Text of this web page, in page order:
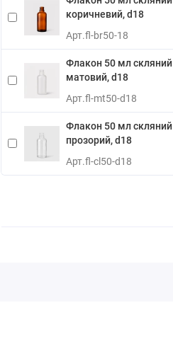
коричневий, d18
Арт.fl-br50-18
Флакон 50 мл скляний
матовий, d18
Арт.fl-mt50-d18
Флакон 50 мл скляний
прозорий, d18
Арт.fl-cl50-d18